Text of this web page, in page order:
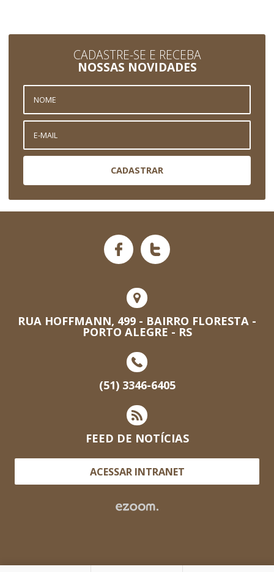
CADASTRE-SE E RECEBA
NOSSAS NOVIDADES
CADASTRAR
RUA HOFFMANN, 499 - BAIRRO FLORESTA -
PORTO ALEGRE - RS
(51) 3346-6405
FEED DE NOTÍCIAS
ACESSAR INTRANET